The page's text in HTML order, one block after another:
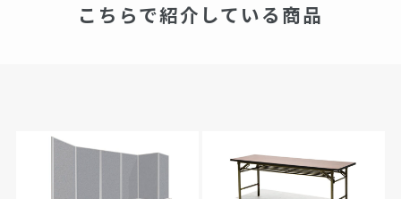
こちらで紹介している商品